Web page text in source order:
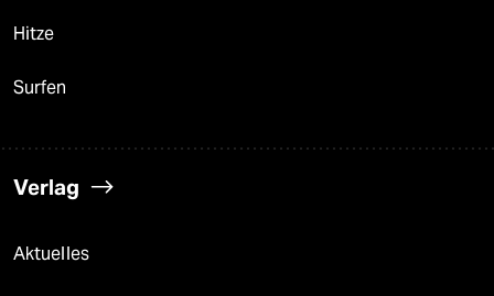
Hitze
Surfen
Verlag
Aktuelles